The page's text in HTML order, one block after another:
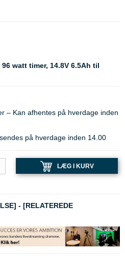
watt timer, 14.8V 6.5Ah til
– Kan afhentes på hverdage inden
på hverdage inden 14.00
LÆG I KURV
- [RELATEREDE